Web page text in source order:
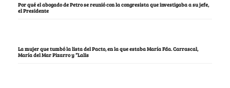
Por qué el abogado de Petro se reunió con la congresista que investigaba a su jefe,
el Presidente
La mujer que tumbó la lista del Pacto, en la que estaba María Fda. Carrascal,
María del Mar Pizarro y “Lalis